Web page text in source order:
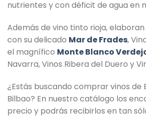
nutrientes y con déficit de agua en
Además de vino tinto rioja,
con su delicado Mar de Frades,
el magnífico Monte Blanco
Navarra, Vinos Ribera del Duero y
¿Estás buscando comprar vinos de
Bilbao? En nuestro catálogo los
precio y podrás recibirlos en tan